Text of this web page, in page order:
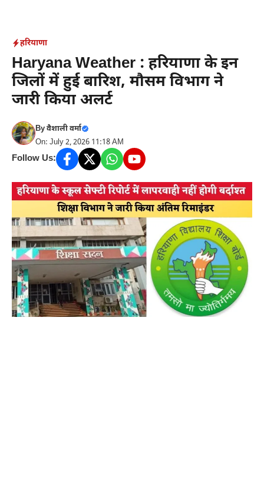
content
हरियाणा
Haryana Weather : हरियाणा के इन
जिलों में हुई बारिश, मौसम विभाग ने
जारी किया अलर्ट
Byवैशाली वर्मा
On: July 2, 2026 11:18 AM
Follow Us: